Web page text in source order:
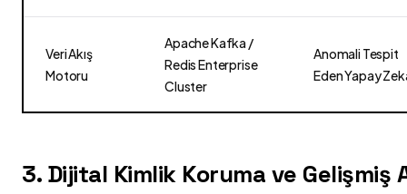
Veri Akış
Motoru
Apache Kafka /
Redis Enterprise
Cluster
Anomali Tespit
Eden Yapay
3. Dijital Kimlik Koruma ve Gelişmiş